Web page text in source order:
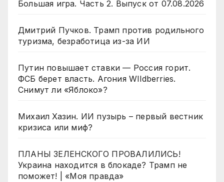
Большая игра. Часть 2. Выпуск от 07.08.2026
Дмитрий Пучков. Трамп против родильного
туризма, безработица из-за ИИ
Путин повышает ставки — Россия горит.
ФСБ берет власть. Агония WIldberries.
Снимут ли «Яблоко»?
Михаил Хазин. ИИ пузырь – первый вестник
кризиса или миф?
ПЛАНЫ ЗЕЛЕНСКОГО ПРОВАЛИЛИСЬ!
Украина находится в блокаде? Трамп не
поможет! | «Моя правда»